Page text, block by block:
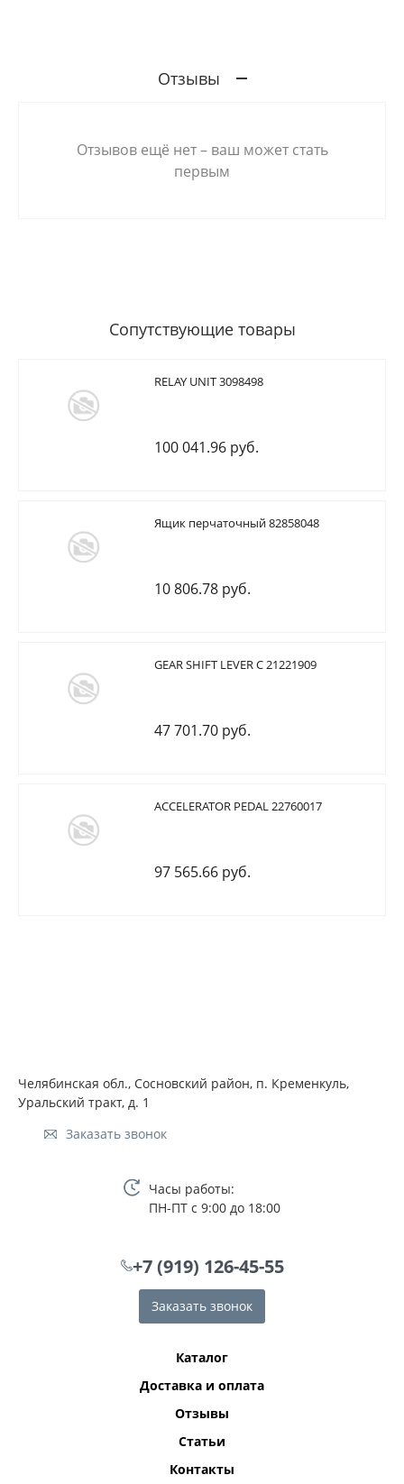
Отзывы
Отзывов ещё нет – ваш может стать
первым
Сопутствующие товары
RELAY UNIT 3098498
100 041.96 руб.
Ящик перчаточный 82858048
10 806.78 руб.
GEAR SHIFT LEVER C 21221909
47 701.70 руб.
ACCELERATOR PEDAL 22760017
97 565.66 руб.
Челябинская обл., Сосновский район, п. Кременкуль,
Уральский тракт, д. 1
Заказать звонок
Часы работы:
ПН-ПТ с 9:00 до 18:00
+7 (919) 126-45-55
Заказать звонок
Каталог
Доставка и оплата
Отзывы
Статьи
Контакты